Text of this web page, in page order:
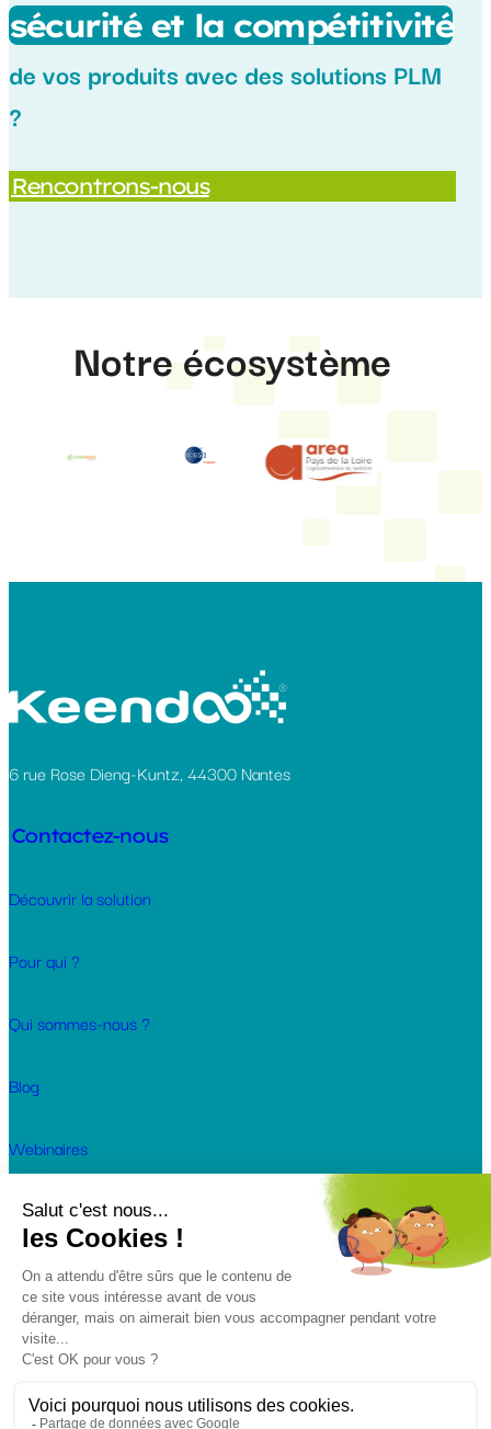
sécurité et la compétitivité
de vos produits avec des solutions PLM
?
Rencontrons-nous
Notre écosystème
6 rue Rose Dieng-Kuntz, 44300 Nantes
Contactez-nous
Découvrir la solution
Pour qui ?
Qui sommes-nous ?
Blog
Webinaires
Cas clients
Nous rejoindre
© 2026 Keendoo. Tous droits réservés